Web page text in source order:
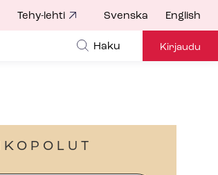
Tehy-lehti Svenska English
Haku Kirjaudu